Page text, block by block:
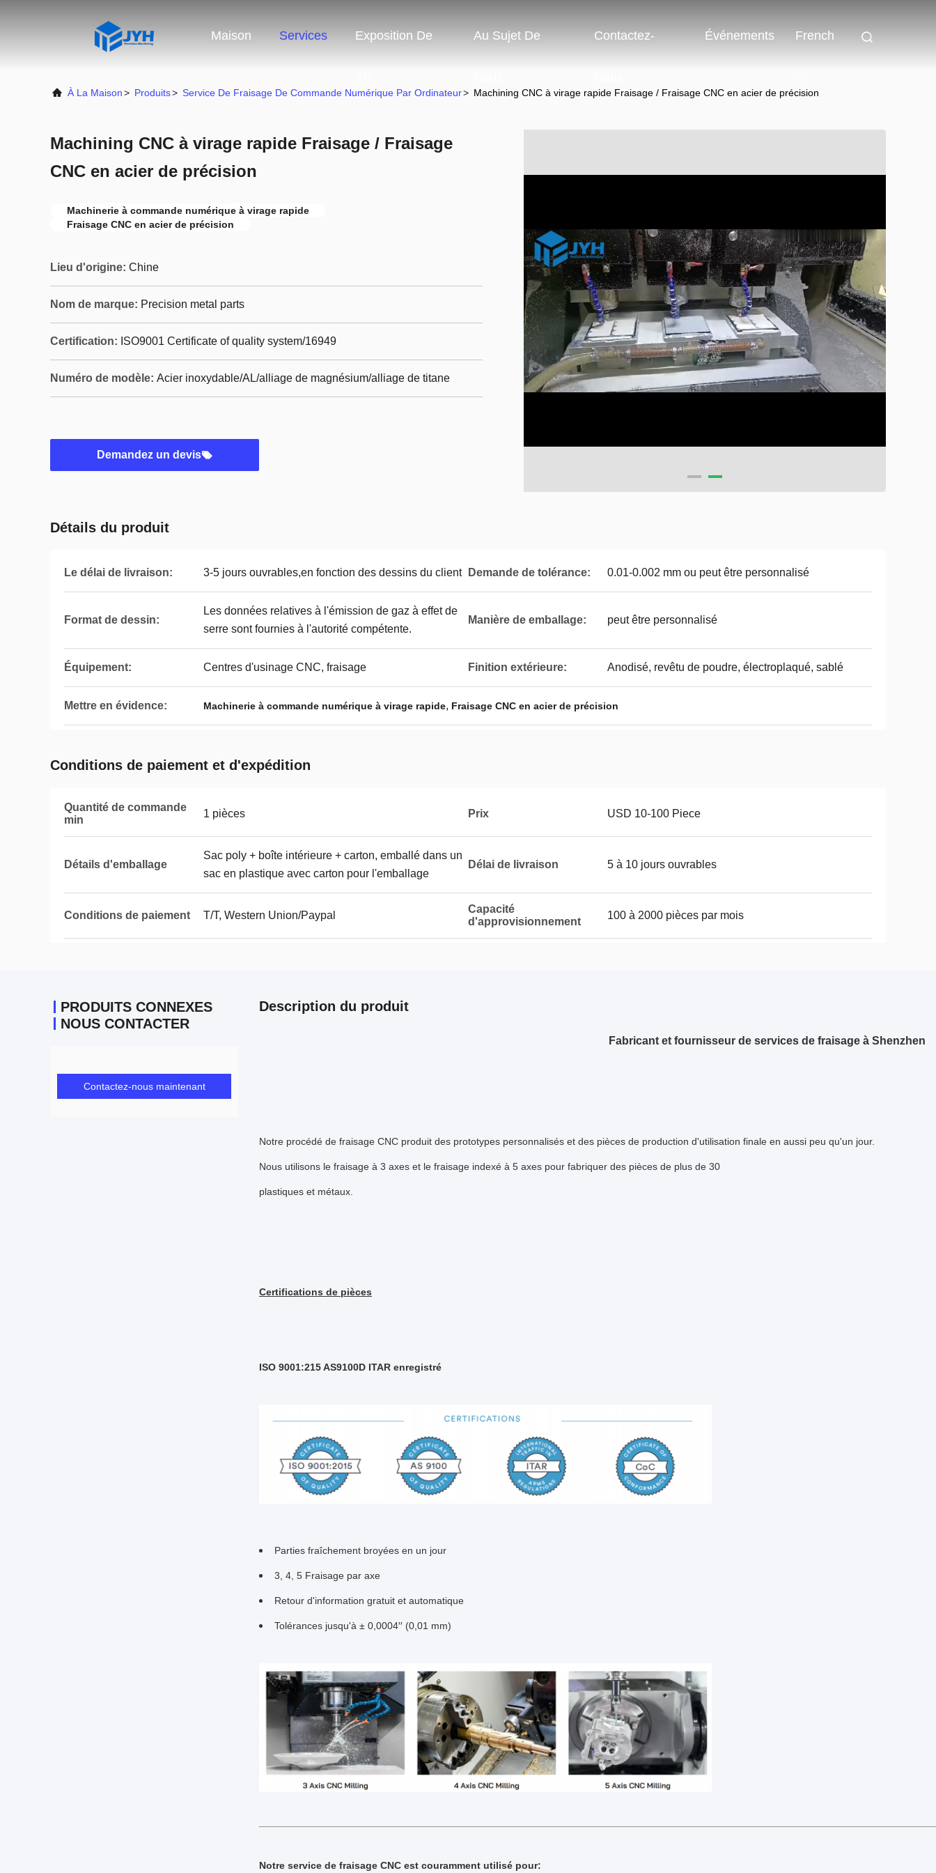
Maison Services Exposition De Au Sujet De Contactez- Événements French
À La Maison> Produits> Service De Fraisage De Commande Numérique Par Ordinateur> Machining CNC à virage rapide Fraisage / Fraisage CNC en acier de précision
Machining CNC à virage rapide Fraisage / Fraisage
CNC en acier de précision
Machinerie à commande numérique à virage rapide
Fraisage CNC en acier de précision
Lieu d'origine: Chine
Nom de marque: Precision metal parts
Certification: ISO9001 Certificate of quality system/16949
Numéro de modèle: Acier inoxydable/AL/alliage de magnésium/alliage de titane
Demandez un devis
Détails du produit
Le délai de livraison: 3-5 jours ouvrables,en fonction des dessins du client Demande de tolérance: 0.01-0.002 mm ou peut être personnalisé
Format de dessin:
Les données relatives à l'émission de gaz à effet de
serre sont fournies à l'autorité compétente.
Manière de emballage: peut être personnalisé
Équipement: Centres d'usinage CNC, fraisage Finition extérieure: Anodisé, revêtu de poudre, électroplaqué, sablé
Mettre en évidence: Machinerie à commande numérique à virage rapide, Fraisage CNC en acier de précision
Conditions de paiement et d'expédition
Quantité de commande
min
1 pièces Prix USD 10-100 Piece
Détails d'emballage
Sac poly + boîte intérieure + carton, emballé dans un
sac en plastique avec carton pour l'emballage
Délai de livraison 5 à 10 jours ouvrables
Conditions de paiement T/T, Western Union/Paypal
Capacité
d'approvisionnement
100 à 2000 pièces par mois
PRODUITS CONNEXES
NOUS CONTACTER
Contactez-nous maintenant
Description du produit
Fabricant et fournisseur de services de fraisage à Shenzhen
Notre procédé de fraisage CNC produit des prototypes personnalisés et des pièces de production d'utilisation finale en aussi peu qu'un jour.
Nous utilisons le fraisage à 3 axes et le fraisage indexé à 5 axes pour fabriquer des pièces de plus de 30
plastiques et métaux.
Certifications de pièces
ISO 9001:215 AS9100D ITAR enregistré
Parties fraîchement broyées en un jour
3, 4, 5 Fraisage par axe
Retour d'information gratuit et automatique
Tolérances jusqu'à ± 0,0004′′ (0,01 mm)
Notre service de fraisage CNC est couramment utilisé pour: